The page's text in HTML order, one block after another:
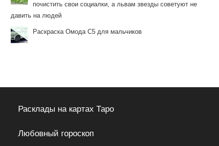
почистить свои социалки, а львам звезды советуют не
давить на людей
Раскраска Омода С5 для мальчиков
Расклады на картах Таро
Любовный гороскоп